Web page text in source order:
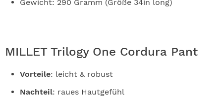
Gewicht: 290 Gramm (Größe 34in long)
MILLET Trilogy One Cordura Pant
Vorteile: leicht & robust
Nachteil: raues Hautgefühl